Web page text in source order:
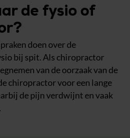
de fysio of
doen over de
bij spit. Als chiropractor
van de oorzaak van de
chiropractor voor een lange
de pijn verdwijnt en vaak